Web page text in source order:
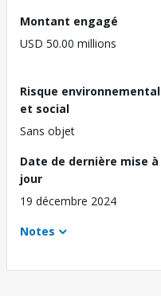
Montant engagé
USD 50.00 millions
Risque environnemental
et social
Sans objet
Date de dernière mise à
jour
19 décembre 2024
Notes